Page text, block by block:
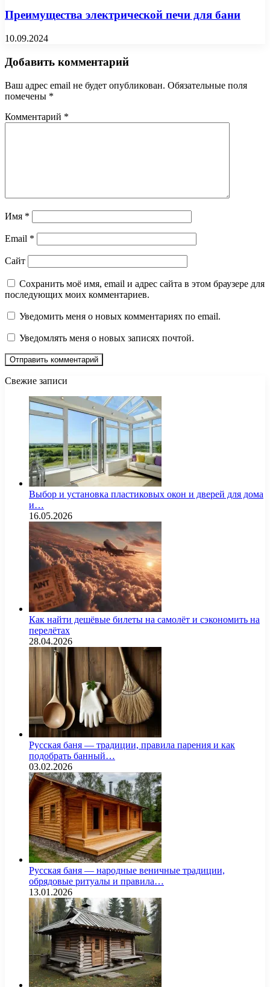
Преимущества электрической печи для бани
10.09.2024
Добавить комментарий
Ваш адрес email не будет опубликован. Обязательные поля
помечены *
Комментарий *
Имя *
Email *
Сайт
Сохранить моё имя, email и адрес сайта в этом браузере для
последующих моих комментариев.
Уведомить меня о новых комментариях по email.
Уведомлять меня о новых записях почтой.
Свежие записи
Выбор и установка пластиковых окон и дверей для дома
и…
16.05.2026
Как найти дешёвые билеты на самолёт и сэкономить на
перелётах
28.04.2026
Русская баня — традиции, правила парения и как
подобрать банный…
03.02.2026
Русская баня — народные веничные традиции,
обрядовые ритуалы и правила…
13.01.2026